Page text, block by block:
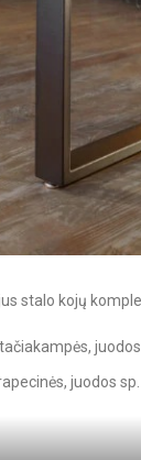
stalo kojų
juodos
juodos sp.